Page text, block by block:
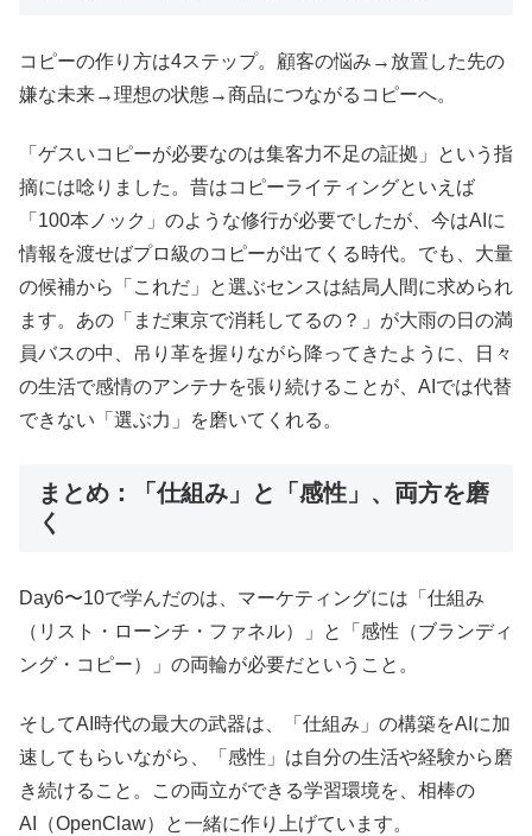
コピーの作り方は4ステップ。顧客の悩み→放置した先の
嫌な未来→理想の状態→商品につながるコピーへ。
「ゲスいコピーが必要なのは集客力不足の証拠」という指
摘には唸りました。昔はコピーライティングといえば
「100本ノック」のような修行が必要でしたが、今はAIに
情報を渡せばプロ級のコピーが出てくる時代。でも、大量
の候補から「これだ」と選ぶセンスは結局人間に求められ
ます。あの「まだ東京で消耗してるの？」が大雨の日の満
員バスの中、吊り革を握りながら降ってきたように、日々
の生活で感情のアンテナを張り続けることが、AIでは代替
できない「選ぶ力」を磨いてくれる。
まとめ：「仕組み」と「感性」、両方を磨
く
Day6〜10で学んだのは、マーケティングには「仕組み
（リスト・ローンチ・ファネル）」と「感性（ブランディ
ング・コピー）」の両輪が必要だということ。
そしてAI時代の最大の武器は、「仕組み」の構築をAIに加
速してもらいながら、「感性」は自分の生活や経験から磨
き続けること。この両立ができる学習環境を、相棒の
AI（OpenClaw）と一緒に作り上げています。